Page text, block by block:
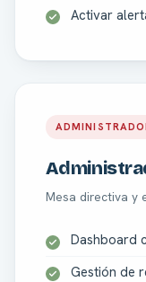
Activar
Mesa directiva y
Dashboard
Gestión de